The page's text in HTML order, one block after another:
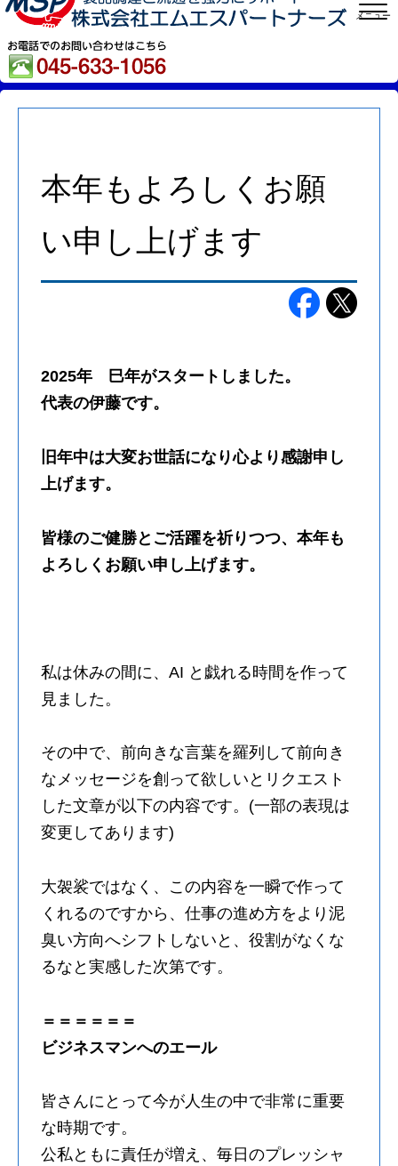
メニュー
本年もよろしくお願
い申し上げます
2025年 巳年がスタートしました。
代表の伊藤です。
旧年中は大変お世話になり心より感謝申し
上げます。
皆様のご健勝とご活躍を祈りつつ、本年も
よろしくお願い申し上げます。
私は休みの間に、AI と戯れる時間を作って
見ました。
その中で、前向きな言葉を羅列して前向き
なメッセージを創って欲しいとリクエスト
した文章が以下の内容です。(一部の表現は
変更してあります)
大袈裟ではなく、この内容を一瞬で作って
くれるのですから、仕事の進め方をより泥
臭い方向へシフトしないと、役割がなくな
るなと実感した次第です。
＝＝＝＝＝＝
ビジネスマンへのエール
皆さんにとって今が人生の中で非常に重要
な時期です。
公私ともに責任が増え、毎日のプレッシャ